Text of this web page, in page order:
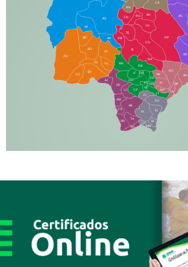
AQ
MI
AN
BA
CA
AG
SR
AR
RP
RO
JG
CG
SI
NA
TA
NH
JT
RB
MA
IT
DR
DO
CP
JU
NV
IQ
EL
BD
BO
NI
JD
PO
BV
CC
PP
AJ
LC
AM
AB
JP
DB
TE
CS
PR
TA
SQ
IG
MN
NO
BP
RN
CN
GL
AN
IV
FS
VC
GD
DE